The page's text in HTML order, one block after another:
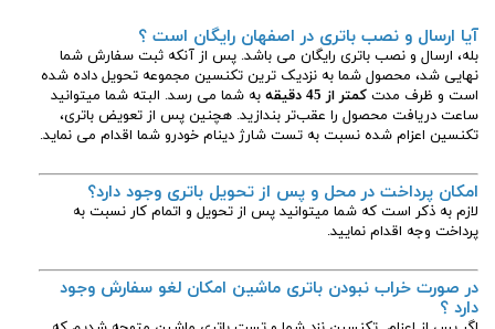
آیا ارسال و نصب باتری در اصفهان رایگان است ؟
بله، ارسال و نصب باتری رایگان می باشد. پس از آنکه ثبت سفارش شما
نهایی شد، محصول شما به نزدیک ترین تکنسین مجموعه تحویل داده شده
است و ظرف مدت کمتر از 45 دقیقه
به شما می رسد. البته شما میتوانید
ساعت دریافت محصول را عقب‌تر بندازید. هچنین پس از تعویض باتری،
تکنسین اعزام شده نسبت به تست شارژ دینام خودرو شما اقدام می نماید.
امکان پرداخت در محل و پس از تحویل باتری وجود دارد؟
لازم به ذکر است که شما میتوانید پس از تحویل و اتمام کار نسبت به
پرداخت وجه اقدام نمایید.
در صورت خراب نبودن باتری ماشین امکان لغو سفارش وجود
دارد ؟